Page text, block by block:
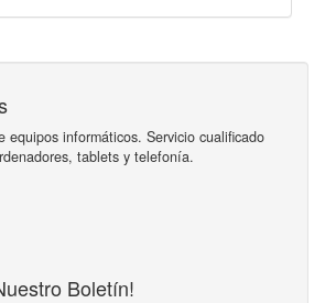
equipos informáticos. Servicio cualificado
tablets y telefonía.
Boletín!